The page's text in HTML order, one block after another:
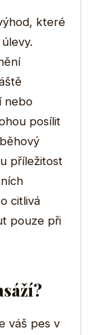
které
nebo
posílit
příležitost
citlivá
pouze při
váš pes v